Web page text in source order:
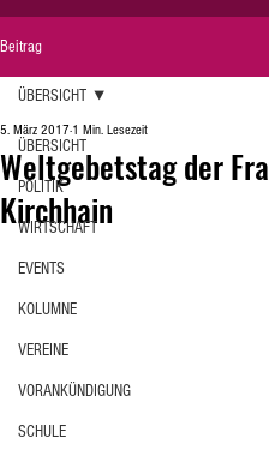
Beitrag
ÜBERSICHT
POLITIK
WIRTSCHAFT
EVENTS
KOLUMNE
VEREINE
VORANKÜNDIGUNG
SCHULE
ÜBERSICHT
Weltgebetstag der
Kirchhain
5. März 2017 1 Min. Lesezeit